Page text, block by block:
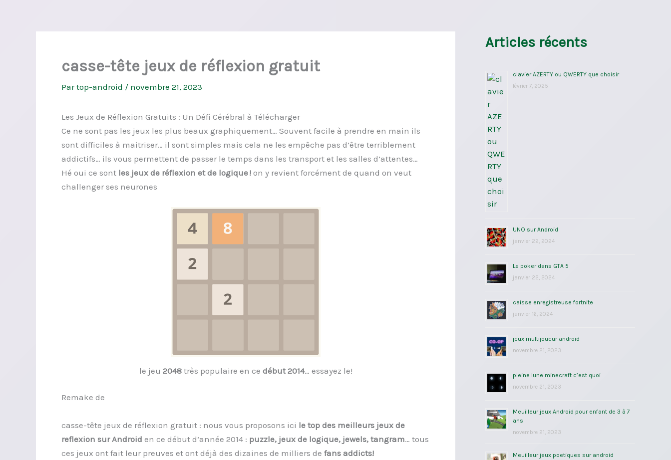
casse-tête jeux de réflexion gratuit
Partop-android / novembre 21, 2023
Les Jeux de Réflexion Gratuits : Un Défi Cérébral à Télécharger
Ce ne sont pas les jeux les plus beaux graphiquement… Souvent facile à prendre en main ils
sont difficiles à maitriser… il sont simples mais cela ne les empêche pas d’être terriblement
addictifs… ils vous permettent de passer le temps dans les transport et les salles d’attentes…
Hé oui ce sont les jeux de réflexion et de logique ! on y revient forcément de quand on veut
challenger ses neurones
le jeu 2048très populaire en ce début 2014… essayez le!
Remake de
casse-tête jeux de réflexion gratuit : nous vous proposons ici le top des meilleurs jeux de
reflexion sur Android en ce début d’année 2014 : puzzle, jeux de logique, jewels, tangram… tous
ces jeux ont fait leur preuves et ont déjà des dizaines de milliers de fans addicts!
Articles récents
clavier AZERTY ou QWERTY que choisir
février 7, 2025
UNO sur Android
janvier 22, 2024
Le poker dans GTA 5
janvier 22, 2024
caisse enregistreuse fortnite
janvier 16, 2024
jeux multijoueur android
novembre 21, 2023
pleine lune minecraft c’est quoi
novembre 21, 2023
Meuilleur jeux Android pour enfant de 3 à 7
ans
novembre 21, 2023
Meuilleur jeux poetiques sur android